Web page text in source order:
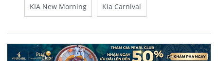
KIA New Morning Kia Carnival